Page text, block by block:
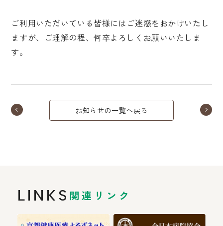
ご利用いただいている皆様にはご迷惑をおかけいたし
ますが、ご理解の程、何卒よろしくお願いいたしま
す。
お知らせの一覧へ戻る
LINKS 関連リンク